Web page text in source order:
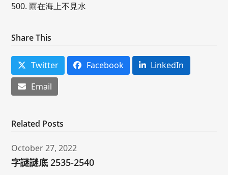
500. 雨在海上不見水
Share This
Twitter Facebook
LinkedIn
Email
Related Posts
October 27, 2022
字謎謎底 2535-2540